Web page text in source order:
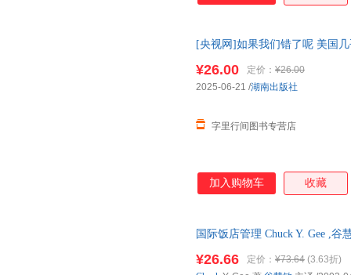
[央视网]如果我们错了呢 美国
¥26.00 定价： ¥26.00
字里行间图书专营店
2025-06-21 /湖南出版社
加入购物车 收藏
国际饭店管理 Chuck Y. Gee ,
¥26.66 定价： ¥73.64 (3.63折)